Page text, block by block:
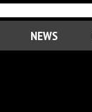
NEWS